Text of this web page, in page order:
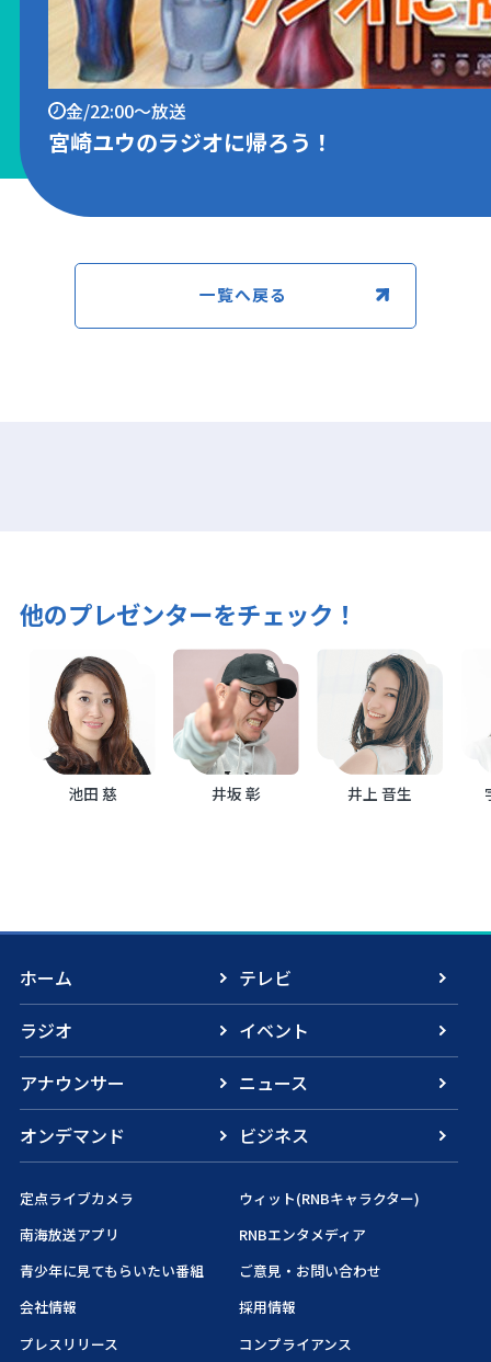
金/22:00～放送
宮崎ユウのラジオに帰ろう！
一覧へ戻る
他のプレゼンターをチェック！
池田 慈 井坂 彰 井上 音生
ホーム
テレビ
ラジオ
イベント
アナウンサー
ニュース
オンデマンド
ビジネス
定点ライブカメラ
ウィット(RNBキャラクター)
南海放送アプリ
RNBエンタメディア
青少年に見てもらいたい番組
ご意見・お問い合わせ
会社情報
採用情報
プレスリリース
コンプライアンス